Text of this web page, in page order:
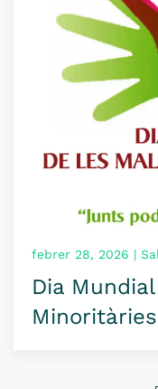
febrer 28, 2026 |
Dia
Minoritàries